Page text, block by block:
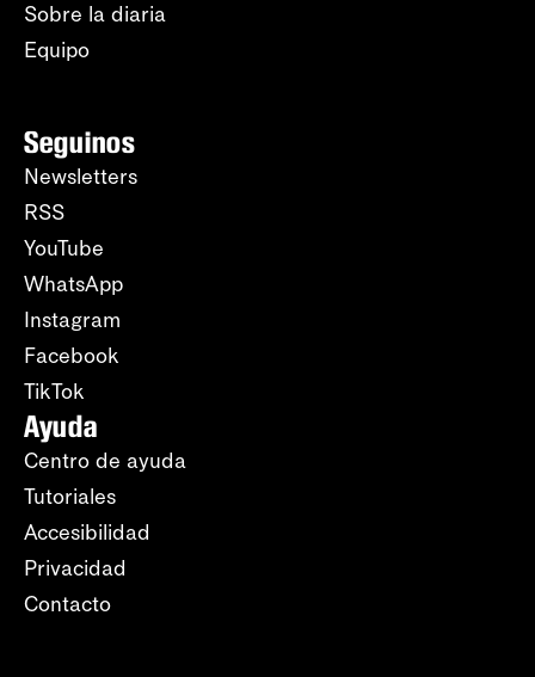
Sobre la diaria
Equipo
Seguinos
Newsletters
RSS
YouTube
WhatsApp
Instagram
Facebook
TikTok
Ayuda
Centro de ayuda
Tutoriales
Accesibilidad
Privacidad
Contacto